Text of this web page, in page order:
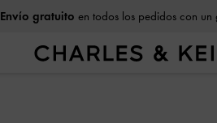
Envío gratuito en todos los pedidos con un